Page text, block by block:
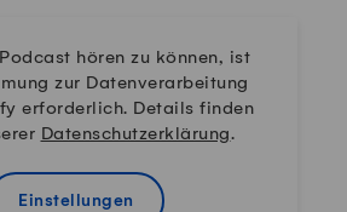
hören zu können, ist
zur Datenverarbeitung
erforderlich. Details finden
Datenschutzerklärung.
Einstellungen